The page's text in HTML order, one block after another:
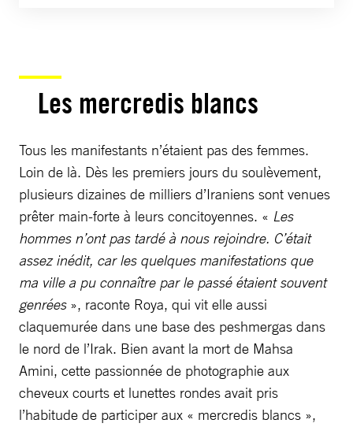
Les mercredis blancs
Tous les manifestants n’étaient pas des femmes.
Loin de là. Dès les premiers jours du soulèvement,
plusieurs dizaines de milliers d’Iraniens sont venues
prêter main-forte à leurs concitoyennes. « Les
hommes n’ont pas tardé à nous rejoindre. C’était
assez inédit, car les quelques manifestations que
ma ville a pu connaître par le passé étaient souvent
genrées», raconte Roya, qui vit elle aussi
claquemurée dans une base des peshmergas dans
le nord de l’Irak. Bien avant la mort de Mahsa
Amini, cette passionnée de photographie aux
cheveux courts et lunettes rondes avait pris
l’habitude de participer aux « mercredis blancs »,